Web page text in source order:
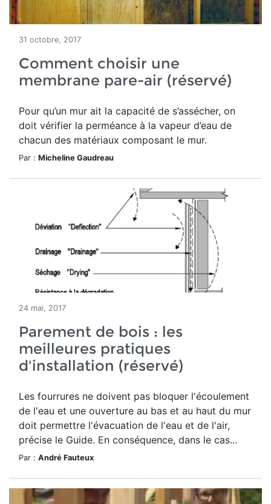
31 octobre, 2017
Comment choisir une
membrane pare-air (réservé)
Pour qu’un mur ait la capacité de s’assécher, on
doit vérifier la perméance à la vapeur d’eau de
chacun des matériaux composant le mur.
Par : Micheline Gaudreau
24 mai, 2017
Parement de bois : les
meilleures pratiques
d'installation (réservé)
Les fourrures ne doivent pas bloquer l'écoulement
de l'eau et une ouverture au bas et au haut du mur
doit permettre l'évacuation de l'eau et de l'air,
précise le Guide. En conséquence, dans le cas...
Par : André Fauteux